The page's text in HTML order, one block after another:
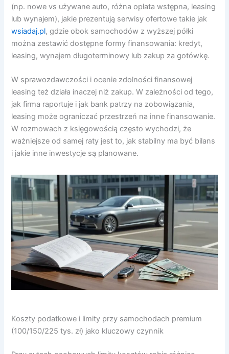
(np. nowe vs używane auto, różna opłata wstępna, leasing
lub wynajem), jakie prezentują serwisy ofertowe takie jak
wsiadaj.pl, gdzie obok samochodów z wyższej półki
można zestawić dostępne formy finansowania: kredyt,
leasing, wynajem długoterminowy lub zakup za gotówkę.
W sprawozdawczości i ocenie zdolności finansowej
leasing też działa inaczej niż zakup. W zależności od tego,
jak firma raportuje i jak bank patrzy na zobowiązania,
leasing może ograniczać przestrzeń na inne finansowanie.
W rozmowach z księgowością często wychodzi, że
ważniejsze od samej raty jest to, jak stabilny ma być bilans
i jakie inne inwestycje są planowane.
Koszty podatkowe i limity przy samochodach premium
(100/150/225 tys. zł) jako kluczowy czynnik